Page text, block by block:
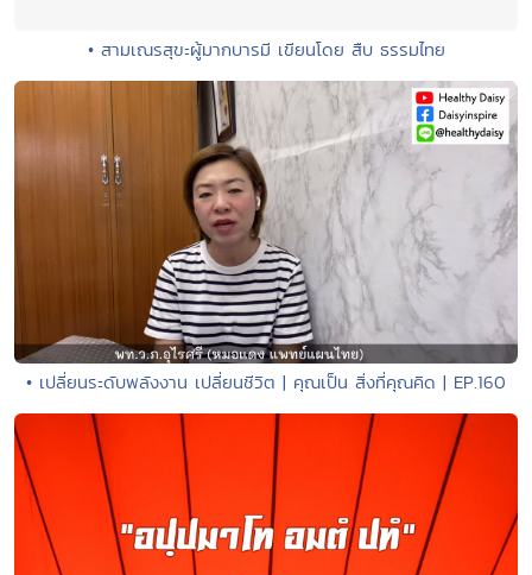
• สามเณรสุขะผู้มากบารมี เขียนโดย สืบ ธรรมไทย
• เปลี่ยนระดับพลังงาน เปลี่ยนชีวิต | คุณเป็น สิ่งที่คุณคิด | EP.160